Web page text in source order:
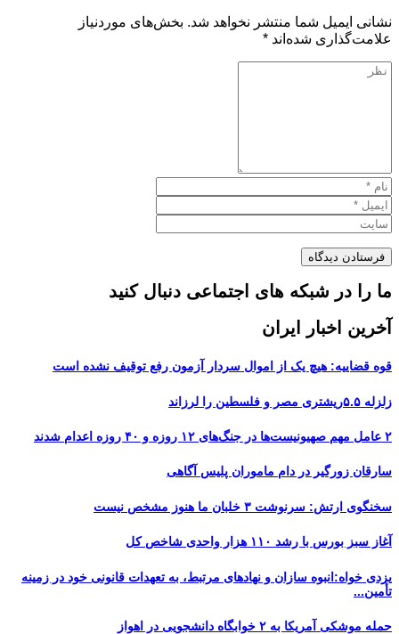
نشانی ایمیل شما منتشر نخواهد شد. بخش‌های موردنیاز
علامت‌گذاری شده‌اند *
ما را در شبکه های اجتماعی دنبال کنید
آخرین اخبار ایران
قوه قضاییه: هیچ یک از اموال سردار آزمون رفع توقیف نشده است
زلزله ۵.۵ریشتری مصر و فلسطین را لرزاند
۲ عامل مهم صهیونیست‌ها در جنگ‌های ۱۲ روزه و ۴۰ روزه اعدام شدند
سارقان زورگیر در دام ماموران پلیس آگاهی
سخنگوی ارتش: سرنوشت ۳ خلبان ما هنوز مشخص نیست
آغاز سبز بورس با رشد ۱۱۰ هزار واحدی شاخص کل
یزدی خواه:انبوه سازان و نهادهای مرتبط، به تعهدات قانونی خود در زمینه
تأمین...
حمله موشکی آمریکا به ۲ خوابگاه دانشجویی در اهواز